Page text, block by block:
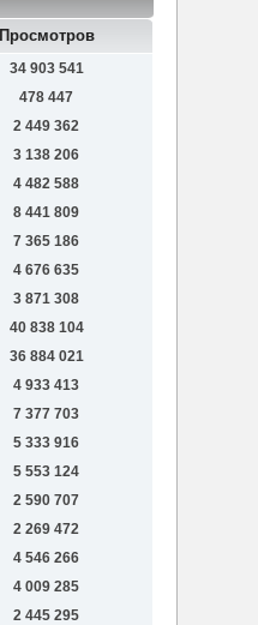
Просмотров
34 903 541
478 447
2 449 362
3 138 206
4 482 588
8 441 809
7 365 186
4 676 635
3 871 308
40 838 104
36 884 021
4 933 413
7 377 703
5 333 916
5 553 124
2 590 707
2 269 472
4 546 266
4 009 285
2 445 295